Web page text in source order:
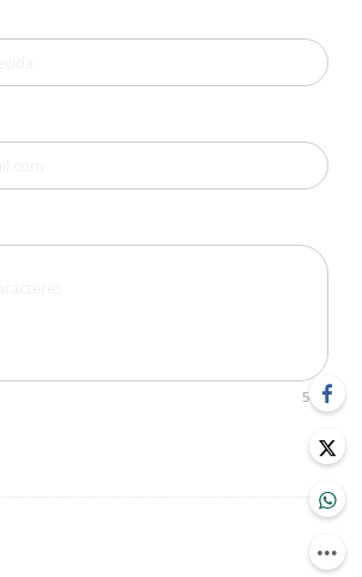
500